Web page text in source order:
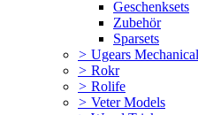
Geschenksets
Zubehör
Sparsets
> Ugears
> Rokr
> Rolife
> Veter Models